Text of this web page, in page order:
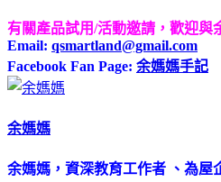
有關產品試用/活動邀請 ，歡迎與
Email: qsmartland@gmail.com
Facebook Fan Page: 余媽媽手記
余媽媽
余媽媽， 資深教育工作者 、為屋